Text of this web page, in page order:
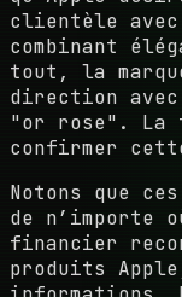
clientèle
combinant
tout, la
direction avec
"or rose". La
confirmer
Notons que
de n’importe
financier
produits